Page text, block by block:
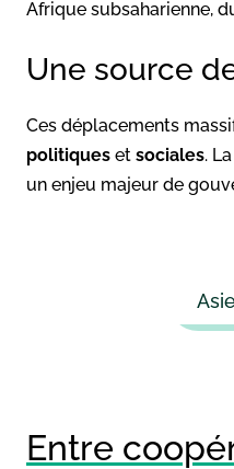
Afrique subsaharienne,
Une source
Ces déplacements
politiques et sociales.
un enjeu majeur de
Entre